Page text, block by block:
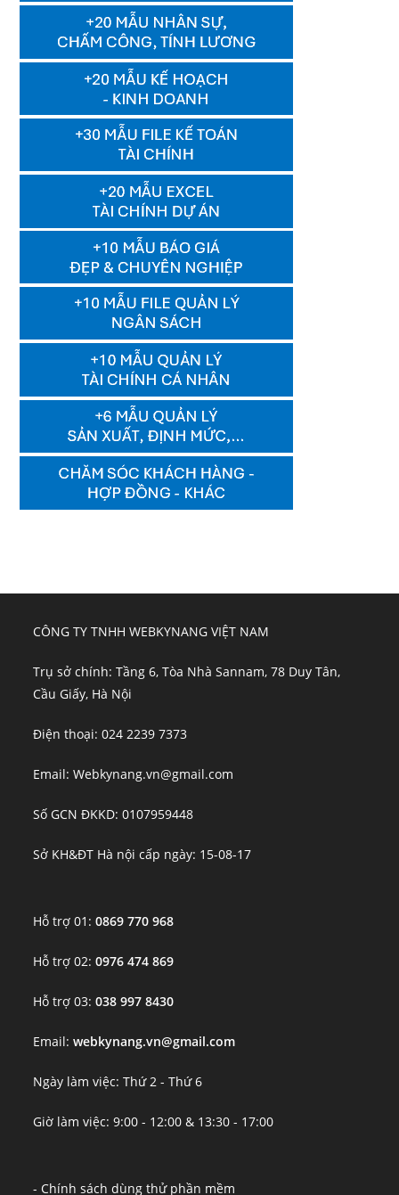
CÔNG TY TNHH WEBKYNANG VIỆT NAM
Trụ sở chính: Tầng 6, Tòa Nhà Sannam, 78 Duy Tân,
Cầu Giấy, Hà Nội
Điện thoại: 024 2239 7373
Email: Webkynang.vn@gmail.com
Số GCN ĐKKD: 0107959448
Sở KH&ĐT Hà nội cấp ngày: 15-08-17
Hỗ trợ 01:0869 770 968
Hỗ trợ 02:0976 474 869
Hỗ trợ 03:038 997 8430
Email:webkynang.vn@gmail.com
Ngày làm việc: Thứ 2 - Thứ 6
Giờ làm việc: 9:00 - 12:00 & 13:30 - 17:00
- Chính sách dùng thử phần mềm